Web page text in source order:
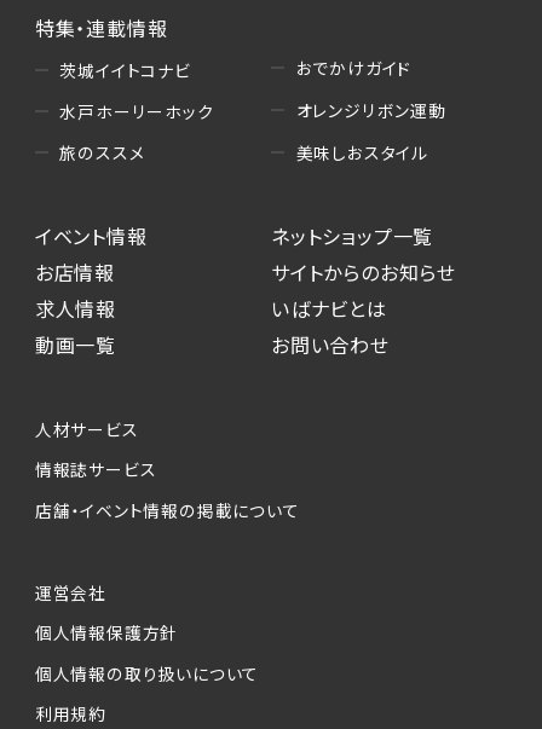
特集・連載情報
茨城イイトコナビ
水戸ホーリーホック
旅のススメ
おでかけガイド
オレンジリボン運動
美味しおスタイル
イベント情報
お店情報
求人情報
動画一覧
ネットショップ一覧
サイトからのお知らせ
いばナビとは
お問い合わせ
人材サービス
情報誌サービス
店舗・イベント情報の掲載について
運営会社
個人情報保護方針
個人情報の取り扱いについて
利用規約